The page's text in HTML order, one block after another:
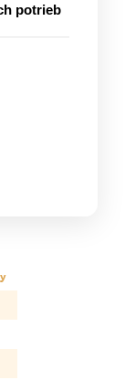
potrieb